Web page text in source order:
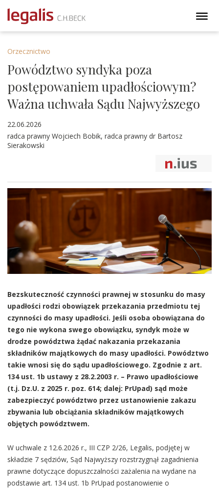
Orzecznictwo
Powództwo syndyka poza
postępowaniem upadłościowym?
Ważna uchwała Sądu Najwyższego
22.06.2026
radca prawny Wojciech Bobik, radca prawny dr Bartosz
Sierakowski
Bezskuteczność czynności prawnej w stosunku do masy
upadłości rodzi obowiązek przekazania przedmiotu tej
czynności do masy upadłości. Jeśli osoba obowiązana do
tego nie wykona swego obowiązku, syndyk może w
drodze powództwa żądać nakazania przekazania
składników majątkowych do masy upadłości. Powództwo
takie wnosi się do sądu upadłościowego. Zgodnie z art.
134 ust. 1b ustawy z 28.2.2003 r. – Prawo upadłościowe
(t.j. Dz.U. z 2025 r. poz. 614; dalej: PrUpad) sąd może
zabezpieczyć powództwo przez ustanowienie zakazu
zbywania lub obciążania składników majątkowych
objętych powództwem.
W uchwale z 12.6.2026 r., III CZP 2/26, Legalis, podjętej w
składzie 7 sędziów, Sąd Najwyższy rozstrzygnął zagadnienia
prawne dotyczące dopuszczalności zażalenia na wydane na
podstawie art. 134 ust. 1b PrUpad postanowienie o